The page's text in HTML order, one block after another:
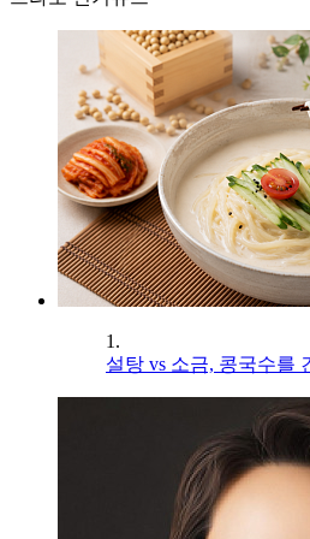
1.
설탕 vs 소금, 콩국수를